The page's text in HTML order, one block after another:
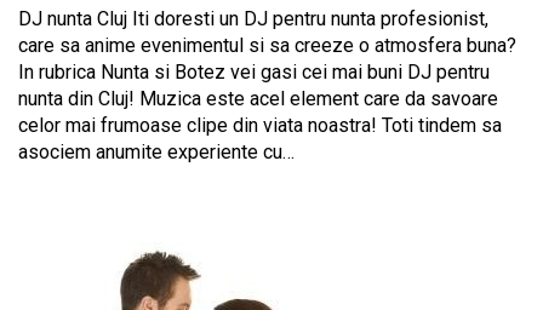
DJ nunta Cluj Iti doresti un DJ pentru nunta profesionist,
care sa anime evenimentul si sa creeze o atmosfera buna?
In rubrica Nunta si Botez vei gasi cei mai buni DJ pentru
nunta din Cluj! Muzica este acel element care da savoare
celor mai frumoase clipe din viata noastra! Toti tindem sa
asociem anumite experiente cu…